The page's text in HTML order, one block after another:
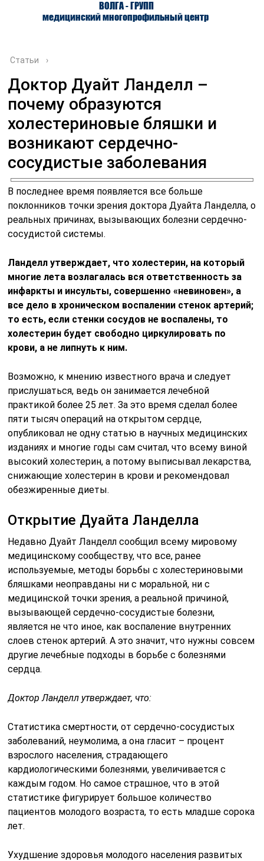
ВОЛГА - ГРУПП
медицинский многопрофильный центр
О ЦЕНТРЕ ВРАЧИ
Статьи ›
Доктор Дуайт Ланделл –
почему образуются
холестериновые бляшки и
возникают сердечно-
сосудистые заболевания
В последнее время появляется все больше
поклонников точки зрения доктора Дуайта Ланделла, о
реальных причинах, вызывающих болезни сердечно-
сосудистой системы.
Ланделл утверждает, что холестерин, на который
многие лета возлагалась вся ответственность за
инфаркты и инсульты, совершенно «невиновен», а
все дело в хроническом воспалении стенок артерий;
то есть, если стенки сосудов не воспалены, то
холестерин будет свободно циркулировать по
крови, а не липнуть к ним.
Возможно, к мнению известного врача и следует
прислушаться, ведь он занимается лечебной
практикой более 25 лет. За это время сделал более
пяти тысяч операций на открытом сердце,
опубликовал не одну статью в научных медицинских
изданиях и многие годы сам считал, что всему виной
высокий холестерин, а потому выписывал лекарства,
снижающие холестерин в крови и рекомендовал
обезжиренные диеты.
Открытие Дуайта Ланделла
Недавно Дуайт Ланделл сообщил всему мировому
медицинскому сообществу, что все, ранее
используемые, методы борьбы с холестериновыми
бляшками неоправданы ни с моральной, ни с
медицинской точки зрения, а реальной причиной,
вызывающей сердечно-сосудистые болезни,
является не что иное, как воспаление внутренних
слоев стенок артерий. А это значит, что нужны совсем
другие лечебные подходы в борьбе с болезнями
сердца.
Доктор Ланделл утверждает, что:
Статистика смертности, от сердечно-сосудистых
заболеваний, неумолима, а она гласит – процент
взрослого населения, страдающего
кардиологическими болезнями, увеличивается с
каждым годом. Но самое страшное, что в этой
статистике фигурирует большое количество
пациентов молодого возраста, то есть младше сорока
лет.
Ухудшение здоровья молодого населения развитых